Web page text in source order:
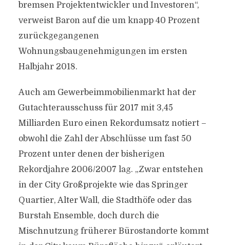
bremsen Projektentwickler und Investoren“,
verweist Baron auf die um knapp 40 Prozent
zurückgegangenen
Wohnungsbaugenehmigungen im ersten
Halbjahr 2018.
Auch am Gewerbeimmobilienmarkt hat der
Gutachterausschuss für 2017 mit 3,45
Milliarden Euro einen Rekordumsatz notiert –
obwohl die Zahl der Abschlüsse um fast 50
Prozent unter denen der bisherigen
Rekordjahre 2006/2007 lag. „Zwar entstehen
in der City Großprojekte wie das Springer
Quartier, Alter Wall, die Stadthöfe oder das
Burstah Ensemble, doch durch die
Mischnutzung früherer Bürostandorte kommt